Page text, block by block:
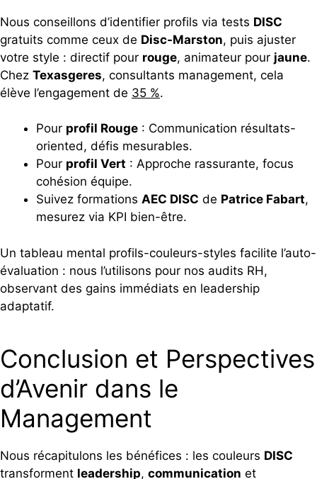
Nous conseillons d’identifier profils via tests DISC
gratuits comme ceux de Disc-Marston, puis ajuster
votre style : directif pour rouge, animateur pour jaune.
Chez Texasgeres, consultants management, cela
élève l’engagement de 35 %.
Pour profil Rouge : Communication résultats-
oriented, défis mesurables.
Pour profil Vert : Approche rassurante, focus
cohésion équipe.
Suivez formations AEC DISC de Patrice Fabart,
mesurez via KPI bien-être.
Un tableau mental profils-couleurs-styles facilite l’auto-
évaluation : nous l’utilisons pour nos audits RH,
observant des gains immédiats en leadership
adaptatif.
Conclusion et Perspectives
d’Avenir dans le
Management
Nous récapitulons les bénéfices : les couleurs DISC
transforment leadership, communication et